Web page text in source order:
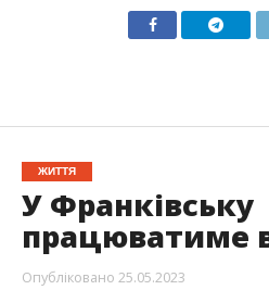
ЖИТТЯ
У Франківську
працюватиме
Опубліковано 25.05.2023